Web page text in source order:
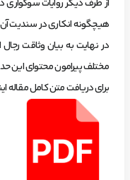
از طرف دیگر روایات سوگواری
هیچگونه انکاری در سندیت
در نهایت به بیان وثاقت
مختلف پیرامون محتوای این
برای دریافت متن کامل مقاله